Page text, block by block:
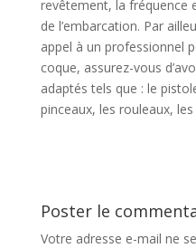
revêtement, la fréquence
de l’embarcation. Par
appel à un professionnel
coque, assurez-vous
adaptés tels que : le
pinceaux, les rouleaux,
Poster le
Votre adresse e-mail ne